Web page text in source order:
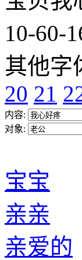
10-60-
其他字
20 21
内容:
对象:
宝宝
亲亲
亲爱的